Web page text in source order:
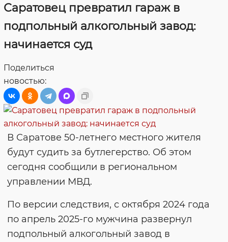
Саратовец превратил гараж в
подпольный алкогольный завод:
начинается суд
Поделиться
новостью:
В Саратове 50-летнего местного жителя
будут судить за бутлегерство. Об этом
сегодня сообщили в региональном
управлении МВД.
По версии следствия, с октября 2024 года
по апрель 2025-го мужчина развернул
подпольный алкогольный завод в